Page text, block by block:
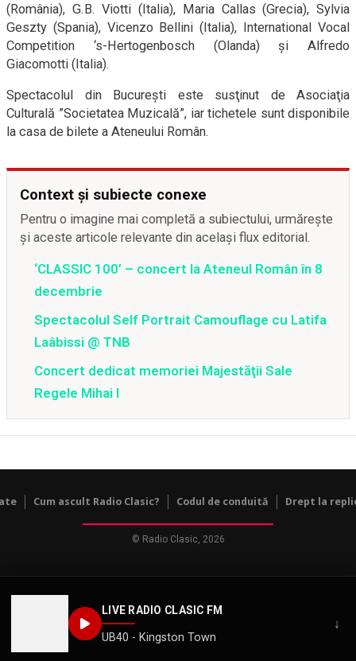
LIVE RADIO CLASIC FM
UB40 - Kingston Town
↓
(România), G.B. Viotti (Italia), Maria Callas (Grecia), Sylvia
Geszty (Spania), Vicenzo Bellini (Italia), International Vocal
Competition ‘s-Hertogenbosch (Olanda) şi Alfredo
Giacomotti (Italia).
Spectacolul din Bucureşti este susţinut de Asociaţia
Culturală ”Societatea Muzicală”, iar tichetele sunt disponibile
la casa de bilete a Ateneului Român.
Context și subiecte conexe
Pentru o imagine mai completă a subiectului, urmărește
și aceste articole relevante din același flux editorial.
‘CLASSIC 100’ – concert la Ateneul Român în 8
decembrie
Spectacolul Self Portrait Camouflage cu Latifa
Laâbissi @ TNB
Concert dedicat memoriei Majestăţii Sale
Regele Mihai I
Cum ascult Radio Clasic? Codul de conduită Drept la
© Radio Clasic, 2026